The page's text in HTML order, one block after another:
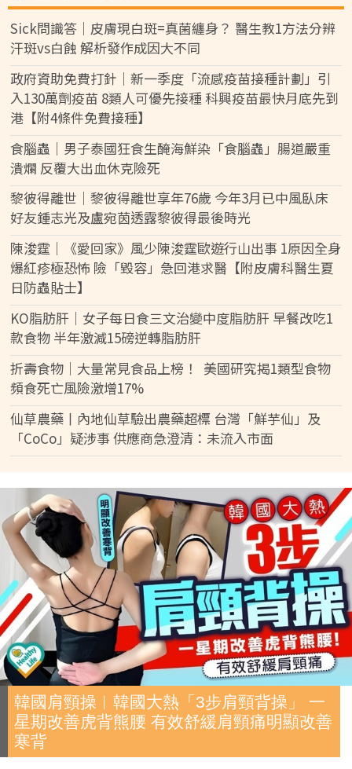
Sick問識答｜皮膚現白斑=真菌纏身？ 醫生教1方法分辨
汗斑vs白蝕 解析發作成因大不同
政府資助免費打針｜新一季度「流感疫苗接種計劃」引
入130萬劑疫苗 8類人可優先接種 科興疫苗最快月底先到
港【附4條件免費接種】
食腦蟲｜男子泰國狂食生醃海鮮染「食腦蟲」腸道嚴重
潰爛 反覆大出血休克險死
黎彼得離世｜黎彼得離世享年76歲 今年3月已中風臥床
好友鍾志光及盧宛茵透露黎彼得最後時光
陳浚霆｜《愛回家》風少陳浚霆歐遊行山出事 1原因全身
爆紅疹極恐怖 險「毀容」急回港求醫【附皮膚科醫生夏
日防蟲貼士】
KO脂肪肝｜女子每日食三文治變中度脂肪肝 早餐改吃1
款食物 半年激減15磅逆轉脂肪肝
折壽食物｜大量常見食品上榜！ 美國研究揭1類型食物
頻食死亡風險激增17%
仙草農藥丨內地仙草驗出農藥超標 台灣「鮮芋仙」及
「CoCo」疑涉事 供應商急澄清：未流入市面
韓國肩頸操︱韓國大熱「3步肩頸背操」 一
星期改善虎背熊腰 有效舒緩肩頸痛明顯改善
寒背